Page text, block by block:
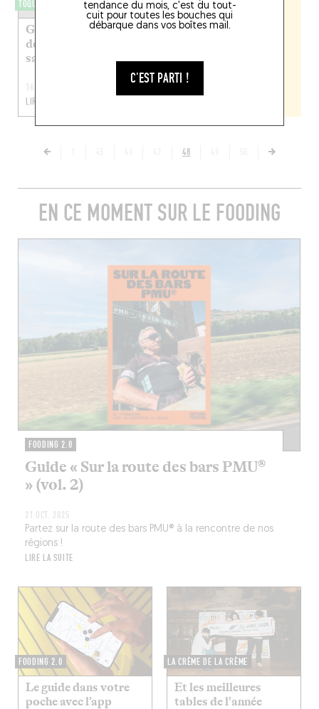
tendance du mois, c'est du tout-
cuit pour toutes les bouches qui
débarque dans vos boîtes mail.
C'EST PARTI !
TOQUÉRA 112
Gnocchis de pommes
de terre au beurre de
sauge
16 NOV. 2010
LIRE LA SUITE
48
EN CE MOMENT SUR LE FOODING
FOODING 2.0
Guide « Sur la route des bars PMU®
» (vol. 2)
21 OCT. 2025
Partez sur la route des bars PMU® à la rencontre de nos
régions !
LIRE LA SUITE
FOODING 2.0
Le guide dans votre
poche avec l’app
LA CRÈME DE LA CRÈME
Et les meilleures
tables de l'année